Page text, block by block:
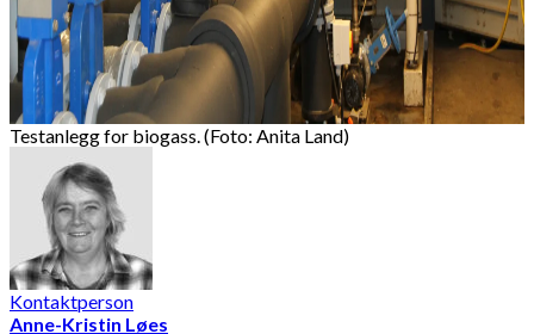
Testanlegg for biogass. (Foto: Anita Land)
Kontaktperson
Anne-Kristin Løes